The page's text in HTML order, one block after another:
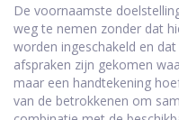
De voornaamste
weg te nemen zonder dat
worden ingeschakeld en
afspraken zijn gekomen
maar een handtekening
van de betrokkenen om